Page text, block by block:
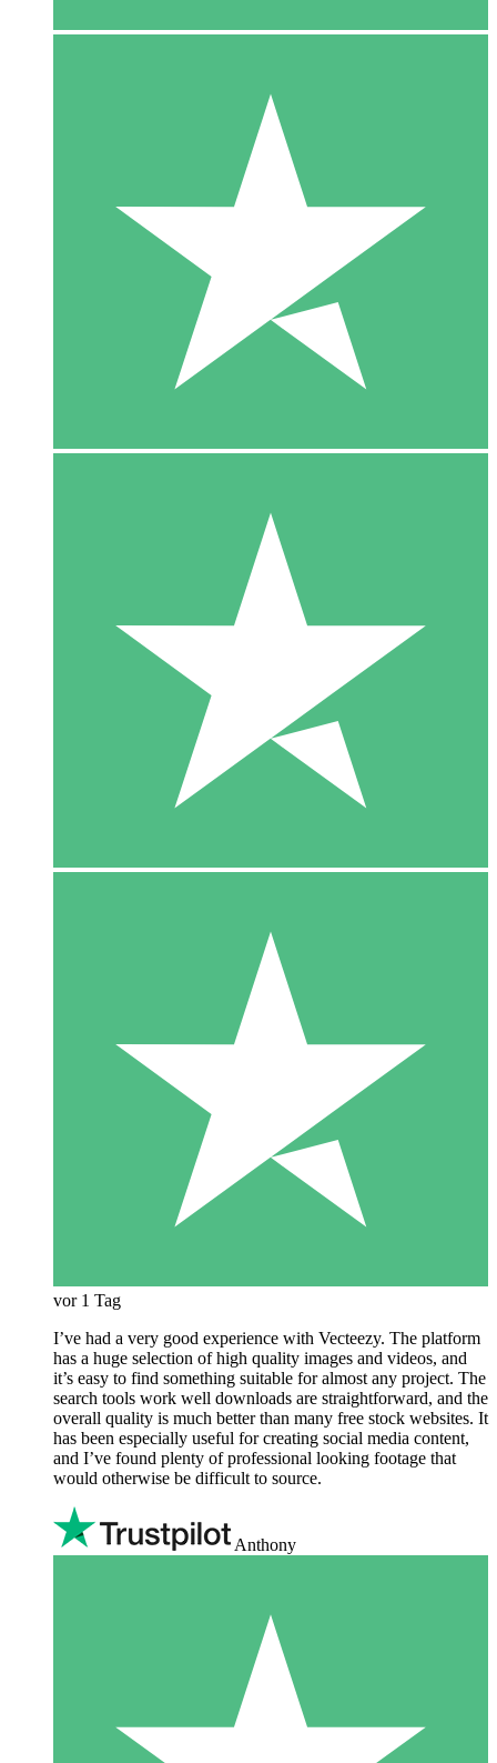
vor 1 Tag
I’ve had a very good experience with Vecteezy. The platform
has a huge selection of high quality images and videos, and
it’s easy to find something suitable for almost any project. The
search tools work well downloads are straightforward, and the
overall quality is much better than many free stock websites. It
has been especially useful for creating social media content,
and I’ve found plenty of professional looking footage that
would otherwise be difficult to source.
Anthony